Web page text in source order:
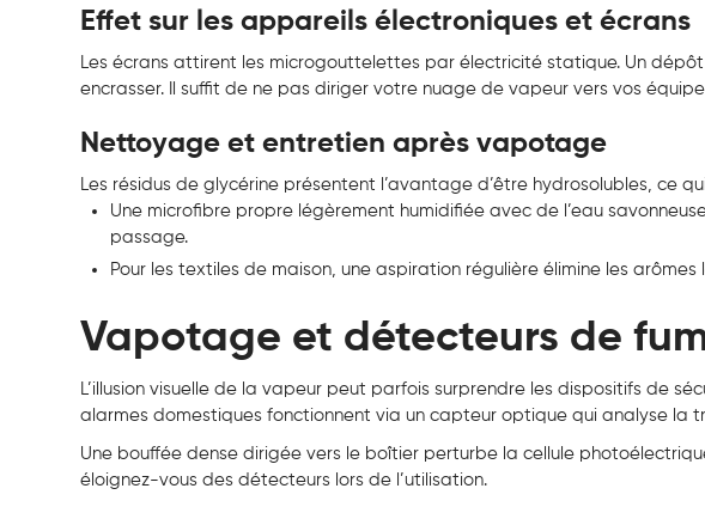
Effet sur les appareils électroniques et écrans
Les écrans attirent les microgouttelettes par électricité statique. Un
encrasser. Il suffit de ne pas diriger votre nuage de vapeur vers vos
Nettoyage et entretien après vapotage
Les résidus de glycérine présentent l’avantage d’être hydrosolubles, ce
Une microfibre propre légèrement humidifiée avec de l’eau
passage.
Pour les textiles de maison, une aspiration régulière élimine les
Vapotage et détecteurs de
L’illusion visuelle de la vapeur peut parfois surprendre les dispositifs de
alarmes domestiques fonctionnent via un capteur optique qui analyse la
Une bouffée dense dirigée vers le boîtier perturbe la cellule
éloignez-vous des détecteurs lors de l’utilisation.